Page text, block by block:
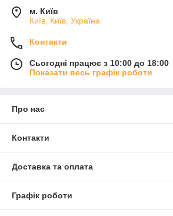
м. Київ
Київ, Київ, Україна
Контакти
Сьогодні працює з 10:00 до 18:00
Показати весь графік роботи
Про нас
Контакти
Доставка та оплата
Графік роботи